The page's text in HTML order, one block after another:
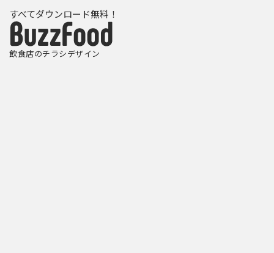
すべてダウンロード無料！
飲食店のチラシデザイン